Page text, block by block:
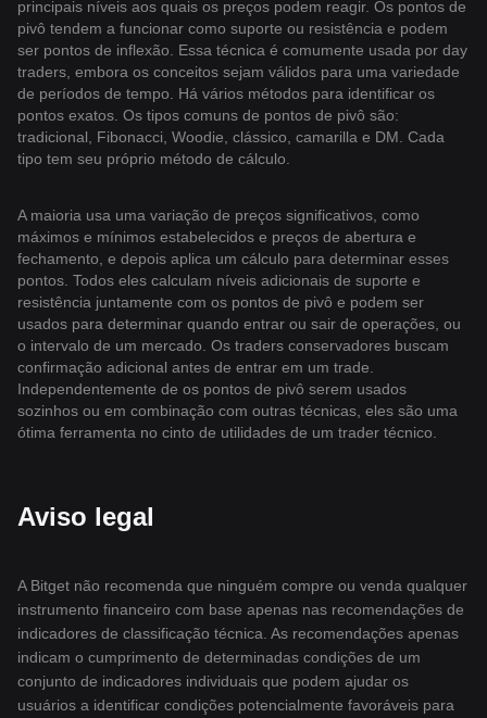
principais níveis aos quais os preços podem reagir. Os pontos de
pivô tendem a funcionar como suporte ou resistência e podem
ser pontos de inflexão. Essa técnica é comumente usada por day
traders, embora os conceitos sejam válidos para uma variedade
de períodos de tempo. Há vários métodos para identificar os
pontos exatos. Os tipos comuns de pontos de pivô são:
tradicional, Fibonacci, Woodie, clássico, camarilla e DM. Cada
tipo tem seu próprio método de cálculo.
A maioria usa uma variação de preços significativos, como
máximos e mínimos estabelecidos e preços de abertura e
fechamento, e depois aplica um cálculo para determinar esses
pontos. Todos eles calculam níveis adicionais de suporte e
resistência juntamente com os pontos de pivô e podem ser
usados para determinar quando entrar ou sair de operações, ou
o intervalo de um mercado. Os traders conservadores buscam
confirmação adicional antes de entrar em um trade.
Independentemente de os pontos de pivô serem usados
sozinhos ou em combinação com outras técnicas, eles são uma
ótima ferramenta no cinto de utilidades de um trader técnico.
Aviso legal
A Bitget não recomenda que ninguém compre ou venda qualquer
instrumento financeiro com base apenas nas recomendações de
indicadores de classificação técnica. As recomendações apenas
indicam o cumprimento de determinadas condições de um
conjunto de indicadores individuais que podem ajudar os
usuários a identificar condições potencialmente favoráveis para